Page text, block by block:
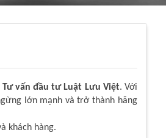
Tư vấn đầu tư Luật Lưu Việt. Với
lớn mạnh và trở thành hãng
khách hàng.